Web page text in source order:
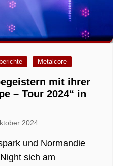
Metalcore
mit ihrer
– Tour 2024“ in
2024
und Normandie
sich am